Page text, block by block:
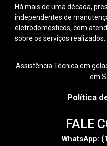
Há mais de uma década,
independentes de
eletrodomésticos, com
sobre os serviços realizados.
Assistência Técnica em
em
Política
FALE
WhatsApp: